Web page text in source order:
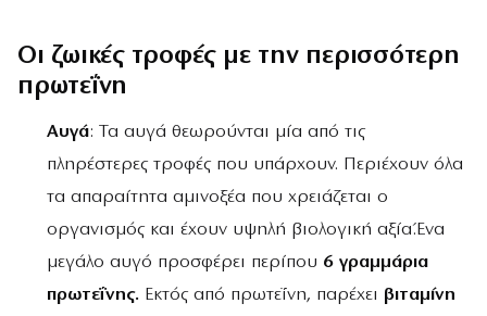
Οι ζωικές τροφές με την περισσότερη
πρωτεΐνη
Αυγά: Τα αυγά θεωρούνται μία από τις
πληρέστερες τροφές που υπάρχουν. Περιέχουν όλα
τα απαραίτητα αμινοξέα που χρειάζεται ο
οργανισμός και έχουν υψηλή βιολογική αξία.Ένα
μεγάλο αυγό προσφέρει περίπου 6 γραμμάρια
πρωτεΐνης. Εκτός από πρωτεΐνη, παρέχει βιταμίνη